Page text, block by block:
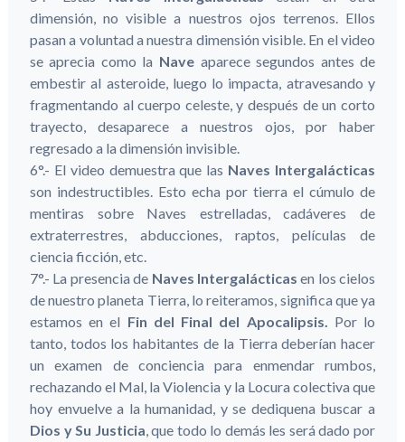
dimensión, no visible a nuestros ojos terrenos. Ellos
pasan a voluntad a nuestra dimensión visible. En el video
se aprecia como la Nave aparece segundos antes de
embestir al asteroide, luego lo impacta, atravesando y
fragmentando al cuerpo celeste, y después de un corto
trayecto, desaparece a nuestros ojos, por haber
regresado a la dimensión invisible.
6°.- El video demuestra que las Naves Intergalácticas
son indestructibles. Esto echa por tierra el cúmulo de
mentiras sobre Naves estrelladas, cadáveres de
extraterrestres, abducciones, raptos, películas de
ciencia ficción, etc.
7°.- La presencia de Naves Intergalácticas en los cielos
de nuestro planeta Tierra, lo reiteramos, significa que ya
estamos en el Fin del Final del Apocalipsis. Por lo
tanto, todos los habitantes de la Tierra deberían hacer
un examen de conciencia para enmendar rumbos,
rechazando el Mal, la Violencia y la Locura colectiva que
hoy envuelve a la humanidad, y se dediquena buscar a
Dios y Su Justicia, que todo lo demás les será dado por